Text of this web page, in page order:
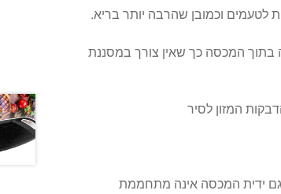
לטעמים וכמובן שהרבה יותר בריא.
בתוך המכסה כך שאין צורך במסננת
המזון לסיר
גם ידית המכסה אינה מתחממת